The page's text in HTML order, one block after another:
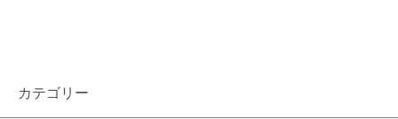
カテゴリー